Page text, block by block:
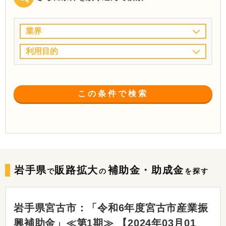
業界
利用目的
この条件で検索
岩手県で販路拡大 の 補助金・助成金を探す
岩手県宮古市：「令和6年度宮古市産業振
興補助金」≪第1期≫ 【2024年03月01